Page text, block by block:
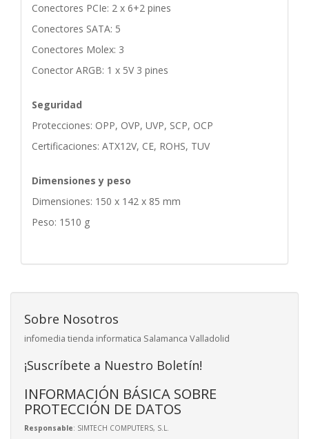
Conectores PCIe: 2 x 6+2 pines
Conectores SATA: 5
Conectores Molex: 3
Conector ARGB: 1 x 5V 3 pines
Seguridad
Protecciones: OPP, OVP, UVP, SCP, OCP
Certificaciones: ATX12V, CE, ROHS, TUV
Dimensiones y peso
Dimensiones: 150 x 142 x 85 mm
Peso: 1510 g
Sobre Nosotros
infomedia tienda informatica Salamanca Valladolid
¡Suscríbete a Nuestro Boletín!
INFORMACIÓN BÁSICA SOBRE
PROTECCIÓN DE DATOS
Responsable: SIMTECH COMPUTERS, S.L.